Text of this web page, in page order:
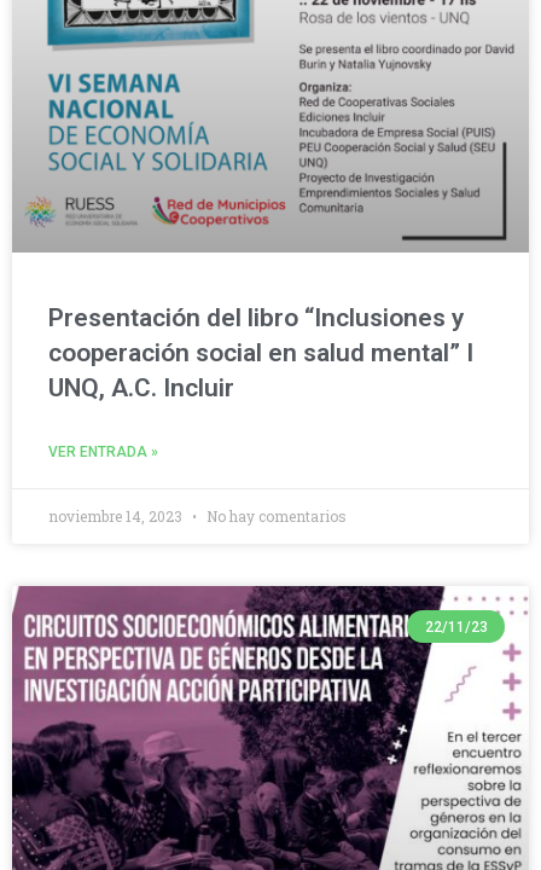
Presentación del libro “Inclusiones y
cooperación social en salud mental” I
UNQ, A.C. Incluir
VER ENTRADA »
noviembre 14, 2023 No hay comentarios
22/11/23